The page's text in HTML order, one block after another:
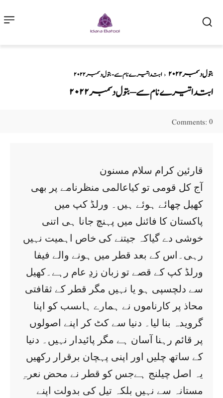
بتول دسمبر۲۰۲۲ ابتدا تیرے نام سے - بتول دسمبر۲۰۲۲
ابتدا تیرے نام سے – بتول دسمبر۲۰۲۲
Comments: 0
قارئین کرام سلام مسنون
آج کل قومی تو کیاعالمی منظرنامے پر بھی
کھیل چھائے ہوئے ہیں۔ ورلڈ کپ میں
پاکستان کا فائنل میں پہنچ جانا ہی اتنی
خوشی دے گیاکہ جیتنے کی خاص اہمیت نہیں
رہی۔اس کے بعد قطر میں ہونے والے فیفا
ورلڈ کپ کے قصے تو زبان زدِ عام رہے۔کھیل
سے دلچسپی ہو یا نہیں مگر قطر کے ثقافتی
محاذ پر کارناموں نے ہمارے ہاںسب کو اپنا
گرویدہ بنا لیا۔ دنیا سے کٹ کر اپنے اصولوں
پر قائم رہنا آسان ہے مگر پائیدار نہیں۔ دنیا
کے ساتھ چلیں اور اپنی پہچان برقرار رکھیں
یہ اصل چیلنج ہےجس کو قطر نے محض نعرہِ
مستانہ سے نہیں بلکہ تیل کی بدولت اپنے